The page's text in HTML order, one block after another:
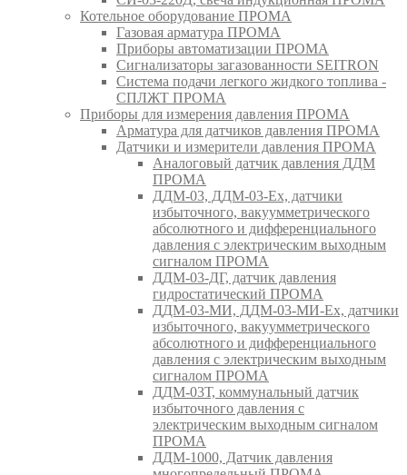
Котельное оборудование ПРОМА
Газовая арматура ПРОМА
Приборы автоматизации ПРОМА
Сигнализаторы загазованности SEITRON
Система подачи легкого жидкого топлива -
СПЛЖТ ПРОМА
Приборы для измерения давления ПРОМА
Арматура для датчиков давления ПРОМА
Датчики и измерители давления ПРОМА
Аналоговый датчик давления ДДМ
ПРОМА
ДДМ-03, ДДМ-03-Ех, датчики
избыточного, вакуумметрического
абсолютного и дифференциального
давления с электрическим выходным
сигналом ПРОМА
ДДМ-03-ДГ, датчик давления
гидростатический ПРОМА
ДДМ-03-МИ, ДДМ-03-МИ-Ех, датчики
избыточного, вакуумметрического
абсолютного и дифференциального
давления с электрическим выходным
сигналом ПРОМА
ДДМ-03Т, коммунальный датчик
избыточного давления с
электрическим выходным сигналом
ПРОМА
ДДМ-1000, Датчик давления